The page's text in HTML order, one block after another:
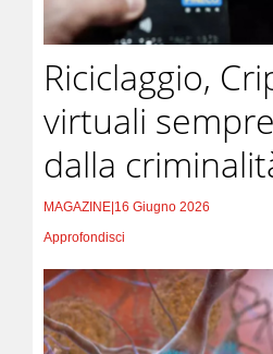
Riciclaggio,
virtuali
dalla
MAGAZINE|16 Giugno 2026
Approfondisci